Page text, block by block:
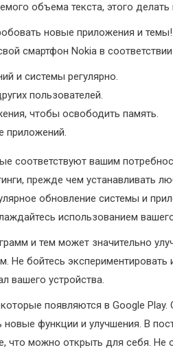
объема текста, этого делать
новые приложения и
смартфон Nokia в
и системы регулярно.
пользователей.
чтобы освободить память.
приложений.
соответствуют вашим
прежде чем устанавливать
обновление системы и
использованием
и тем может значительно
Не бойтесь
вашего устройства.
появляются в Google
новые функции и улучшения. В
что можно открыть для себя. Не